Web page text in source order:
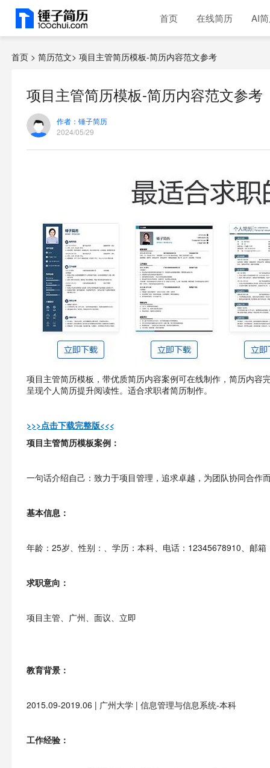
首页 在线简历 AI
首页 > 简历范文> 项目主管简历模板-简历内容范文参考
项目主管简历模板-简历内容范文参考
作者：锤子简历
2024/05/29
项目主管简历模板，带优质简历内容案例可在线制作，简历内
呈现个人简历提升阅读性。适合求职者简历制作。
>>>点击下载完整版<<<
项目主管简历模板案例：
一句话介绍自己：致力于项目管理，追求卓越，为团队协同合作
基本信息：
年龄：25岁、性别：、学历：本科、电话：12345678910、邮
求职意向：
项目主管、广州、面议、立即
教育背景：
2015.09-2019.06 | 广州大学 | 信息管理与信息系统-本科
工作经验：